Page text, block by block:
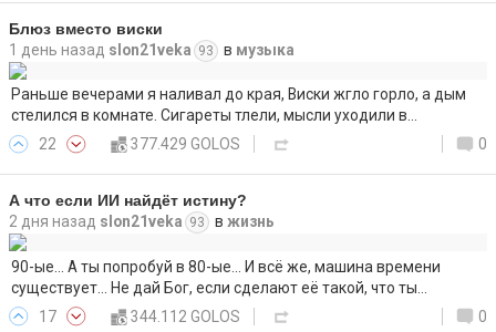
Блюз вместо виски
1 день назад slon21veka 93 в музыка
Раньше вечерами я наливал до края, Виски жгло горло, а дым
стелился в комнате. Сигареты тлели, мысли уходили в…
22
377.429 GOLOS 0
А что если ИИ найдёт истину?
2 дня назад slon21veka 93 в жизнь
90-ые... А ты попробуй в 80-ые... И всё же, машина времени
существует... Не дай Бог, если сделают её такой, что ты…
17
344.112 GOLOS 0